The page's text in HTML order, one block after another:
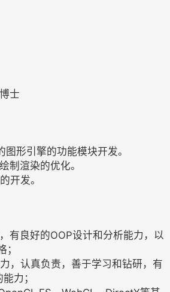
士
形引擎的功能模块开发。
制渲染的优化。
开发。
有良好的OOP设计和分析能力，以
，认真负责，善于学习和钻研，有
力；